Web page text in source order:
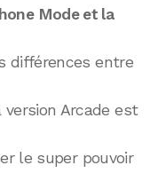
Mode et la
différences entre
Arcade est
le super pouvoir